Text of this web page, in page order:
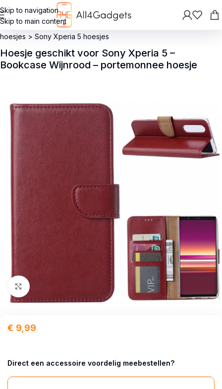
Skip to navigation
Skip to main content
Terug>Hoesjes>Sony Xperia hoesjes
hoesjes > Sony Xperia 5 hoesjes
Hoesje geschikt voor Sony Xperia 5 –
Bookcase Wijnrood – portemonnee hoesje
Click to enlarge
€ 9,99
Direct een accessoire voordelig meebestellen?